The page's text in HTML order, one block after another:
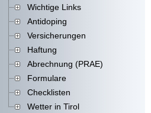
Wichtige Links
Antidoping
Versicherungen
Haftung
Abrechnung (PRAE)
Formulare
Checklisten
Wetter in Tirol